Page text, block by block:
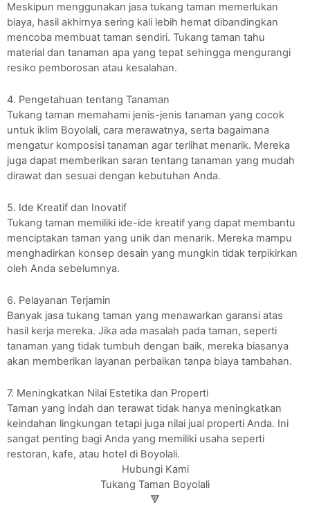
Meskipun menggunakan jasa tukang taman memerlukan
biaya, hasil akhirnya sering kali lebih hemat dibandingkan
mencoba membuat taman sendiri. Tukang taman tahu
material dan tanaman apa yang tepat sehingga mengurangi
resiko pemborosan atau kesalahan.
4. Pengetahuan tentang Tanaman
Tukang taman memahami jenis-jenis tanaman yang cocok
untuk iklim Boyolali, cara merawatnya, serta bagaimana
mengatur komposisi tanaman agar terlihat menarik. Mereka
juga dapat memberikan saran tentang tanaman yang mudah
dirawat dan sesuai dengan kebutuhan Anda.
5. Ide Kreatif dan Inovatif
Tukang taman memiliki ide-ide kreatif yang dapat membantu
menciptakan taman yang unik dan menarik. Mereka mampu
menghadirkan konsep desain yang mungkin tidak terpikirkan
oleh Anda sebelumnya.
6. Pelayanan Terjamin
Banyak jasa tukang taman yang menawarkan garansi atas
hasil kerja mereka. Jika ada masalah pada taman, seperti
tanaman yang tidak tumbuh dengan baik, mereka biasanya
akan memberikan layanan perbaikan tanpa biaya tambahan.
7. Meningkatkan Nilai Estetika dan Properti
Taman yang indah dan terawat tidak hanya meningkatkan
keindahan lingkungan tetapi juga nilai jual properti Anda. Ini
sangat penting bagi Anda yang memiliki usaha seperti
restoran, kafe, atau hotel di Boyolali.
Hubungi Kami
Tukang Taman Boyolali
🔻